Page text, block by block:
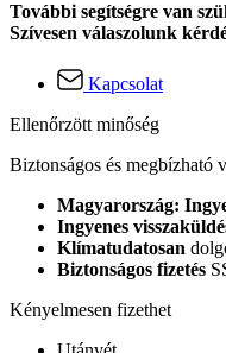
További segítségre van
Szívesen válaszolunk
Kapcsolat
Ellenőrzött minőség
Biztonságos és megbízható
Magyarország:
Ingyenes
Klímatudatosan
Biztonságos fizetés
Kényelmesen fizethet